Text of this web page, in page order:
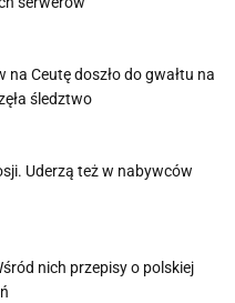
Ceutę doszło do gwałtu na
śledztwo
Uderzą też w nabywców
nich przepisy o polskiej